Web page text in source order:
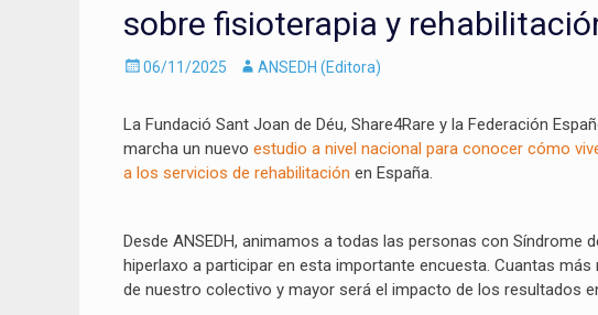
sobre fisioterapia y
Enviado
06/11/2025 AutorANSEDH (Editora)
La Fundació Sant Joan de Déu, Share4Rare y la Federación
marcha un nuevo estudio a nivel nacional para conocer cómo
a los servicios de rehabilitación en España.
Desde ANSEDH, animamos a todas las personas con Síndrome
hiperlaxo a participar en esta importante encuesta. Cuantas
de nuestro colectivo y mayor será el impacto de los resultados